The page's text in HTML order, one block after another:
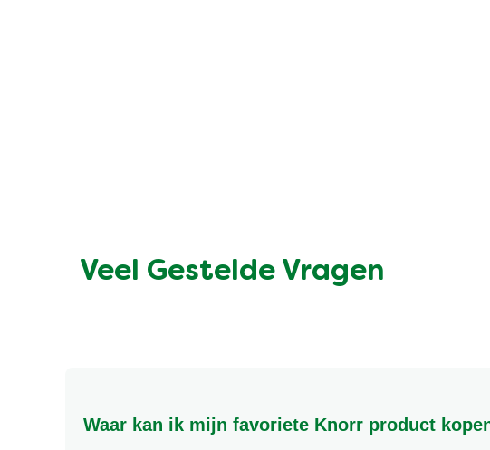
Veel Gestelde Vragen
Waar kan ik mijn favoriete Knorr product